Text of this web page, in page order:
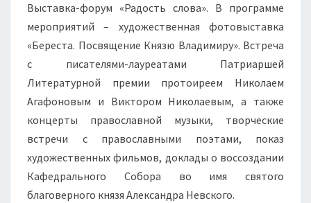
Выставка-форум «Радость слова». В программе
мероприятий – художественная фотовыставка
«Береста. Посвящение Князю Владимиру». Встреча
с писателями-лауреатами Патриаршей
Литературной премии протоиреем Николаем
Агафоновым и Виктором Николаевым, а также
концерты православной музыки, творческие
встречи с православными поэтами, показ
художественных фильмов, доклады о воссоздании
Кафедрального Собора во имя святого
благоверного князя Александра Невского.